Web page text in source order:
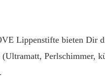
Lippenstifte bieten Dir
(Ultramatt, Perlschimmer,